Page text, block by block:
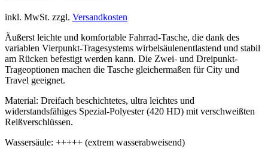
inkl. MwSt. zzgl. Versandkosten
Äußerst leichte und komfortable Fahrrad-Tasche, die dank des
variablen Vierpunkt-Tragesystems wirbelsäulenentlastend und stabil
am Rücken befestigt werden kann. Die Zwei- und Dreipunkt-
Trageoptionen machen die Tasche gleichermaßen für City und
Travel geeignet.
Material: Dreifach beschichtetes, ultra leichtes und
widerstandsfähiges Spezial-Polyester (420 HD) mit verschweißten
Reißverschlüssen.
Wassersäule: +++++ (extrem wasserabweisend)